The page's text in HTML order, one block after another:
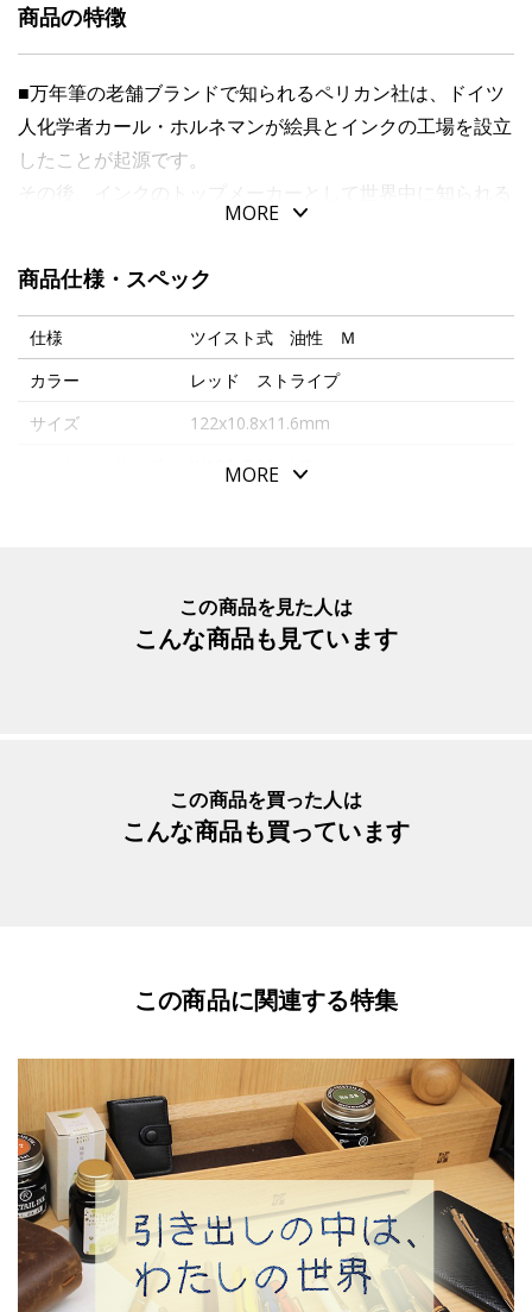
商品の特徴
■万年筆の老舗ブランドで知られるペリカン社は、ドイツ
人化学者カール・ホルネマンが絵具とインクの工場を設立
したことが起源です。
その後、インクのトップメーカーとして世界中に知られる
存在となり、１９２９年には初の万年筆が誕生しました。
リカンは万年筆ブランドとして一躍注目を集めるようにな
ります。
そのクラフトマンシップは代表モデル「スーベレーン」シ
リーズなどに今なお受け継がれ、多くの万年筆愛好家に愛
されるブランドとなっています。
■ダイヤモンド研磨で仕上げられた高級樹脂性のボディと
２４金ゴールドプレートを施された装飾部品を備えたボー
ルペン。大容量インクのリフィル３３７を備えています。
MORE
商品仕様・スペック
仕様
ツイスト式 油性 Ｍ
カラー
レッド ストライプ
サイズ
122x10.8x11.6mm
W188xD80xH45mm
ドイツ
１本
MORE
この商品を見た人は
こんな商品も見ています
この商品を買った人は
こんな商品も買っています
この商品に関連する特集